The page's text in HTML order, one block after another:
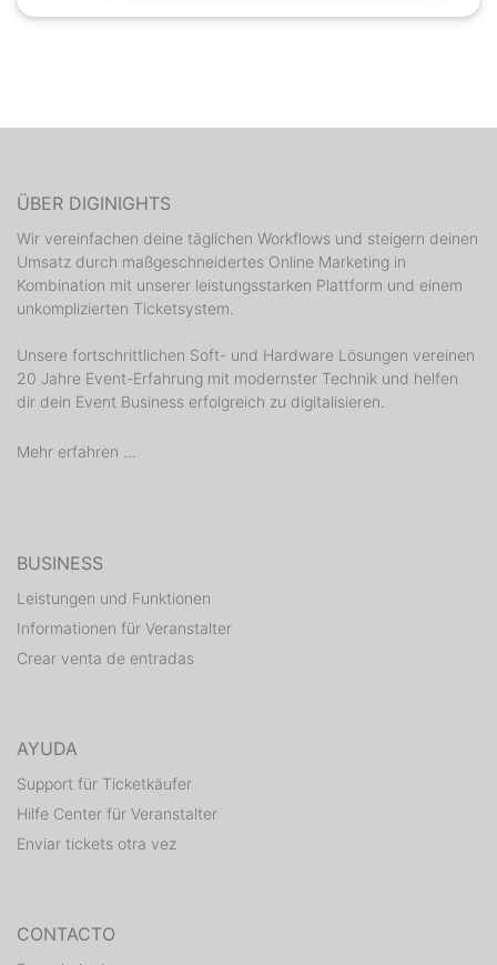
ÜBER DIGINIGHTS
Wir vereinfachen deine täglichen Workflows und steigern deinen
Umsatz durch maßgeschneidertes Online Marketing in
Kombination mit unserer leistungsstarken Plattform und einem
unkomplizierten Ticketsystem.
Unsere fortschrittlichen Soft- und Hardware Lösungen vereinen
20 Jahre Event-Erfahrung mit modernster Technik und helfen
dir dein Event Business erfolgreich zu digitalisieren.
Mehr erfahren ...
BUSINESS
Leistungen und Funktionen
Informationen für Veranstalter
Crear venta de entradas
AYUDA
Support für Ticketkäufer
Hilfe Center für Veranstalter
Enviar tickets otra vez
CONTACTO